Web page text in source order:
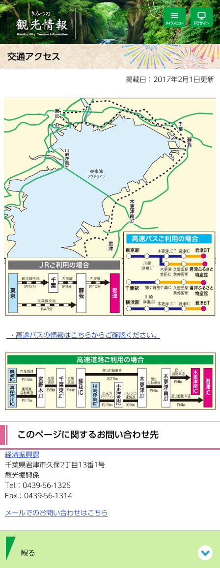
ペ
ー
ジ
の
で
メ
ニ
ュ
ー
ば
観る
交通アクセス
掲載日：2017年2月1日更新
・高速バスの情報はこちらからご確認ください。
このページに関するお問い合わせ先
経済振興課
観光振興係
千葉県君津市久保2丁目13番1号
Tel：0439-56-1325
Fax：0439-56-1314
メールでのお問い合わせはこちら